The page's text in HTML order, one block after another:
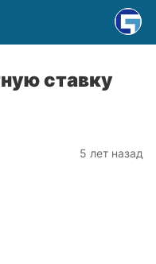
ставку
5 лет назад